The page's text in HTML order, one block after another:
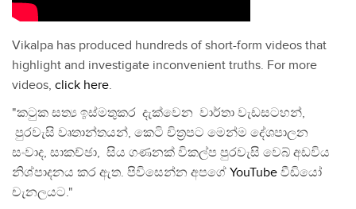
Vikalpa has produced hundreds of short-form videos that
highlight and investigate inconvenient truths. For more
videos, click here.
"කටුක සත්‍ය ඉස්මතුකර දැක්වෙන වාර්තා වැඩසටහන්,
පුරවැසි වෘතාන්තයන්, කෙටි චිත්‍රපට මෙන්ම දේශපාලන
සංවාද, සාකච්ඡා, සිය ගණනක් විකල්ප පුරවැසි වෙබ් අඩවිය
නිශ්පාදනය කර ඇත. පිවිසෙන්න අපගේ YouTube වීඩියෝ
චැනලයට."